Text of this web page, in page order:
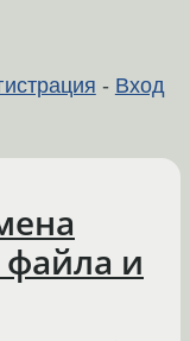
- Вход
и